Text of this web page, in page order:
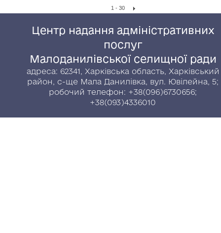
1 - 30
Центр надання адміністративних
послуг
Малоданилівської селищної ради
адреса: 62341, Харківська область, Харківський
район, с-ще Мала Данилівка, вул. Ювілейна, 5;
робочий телефон: +38(096)6730656;
+38(093)4336010